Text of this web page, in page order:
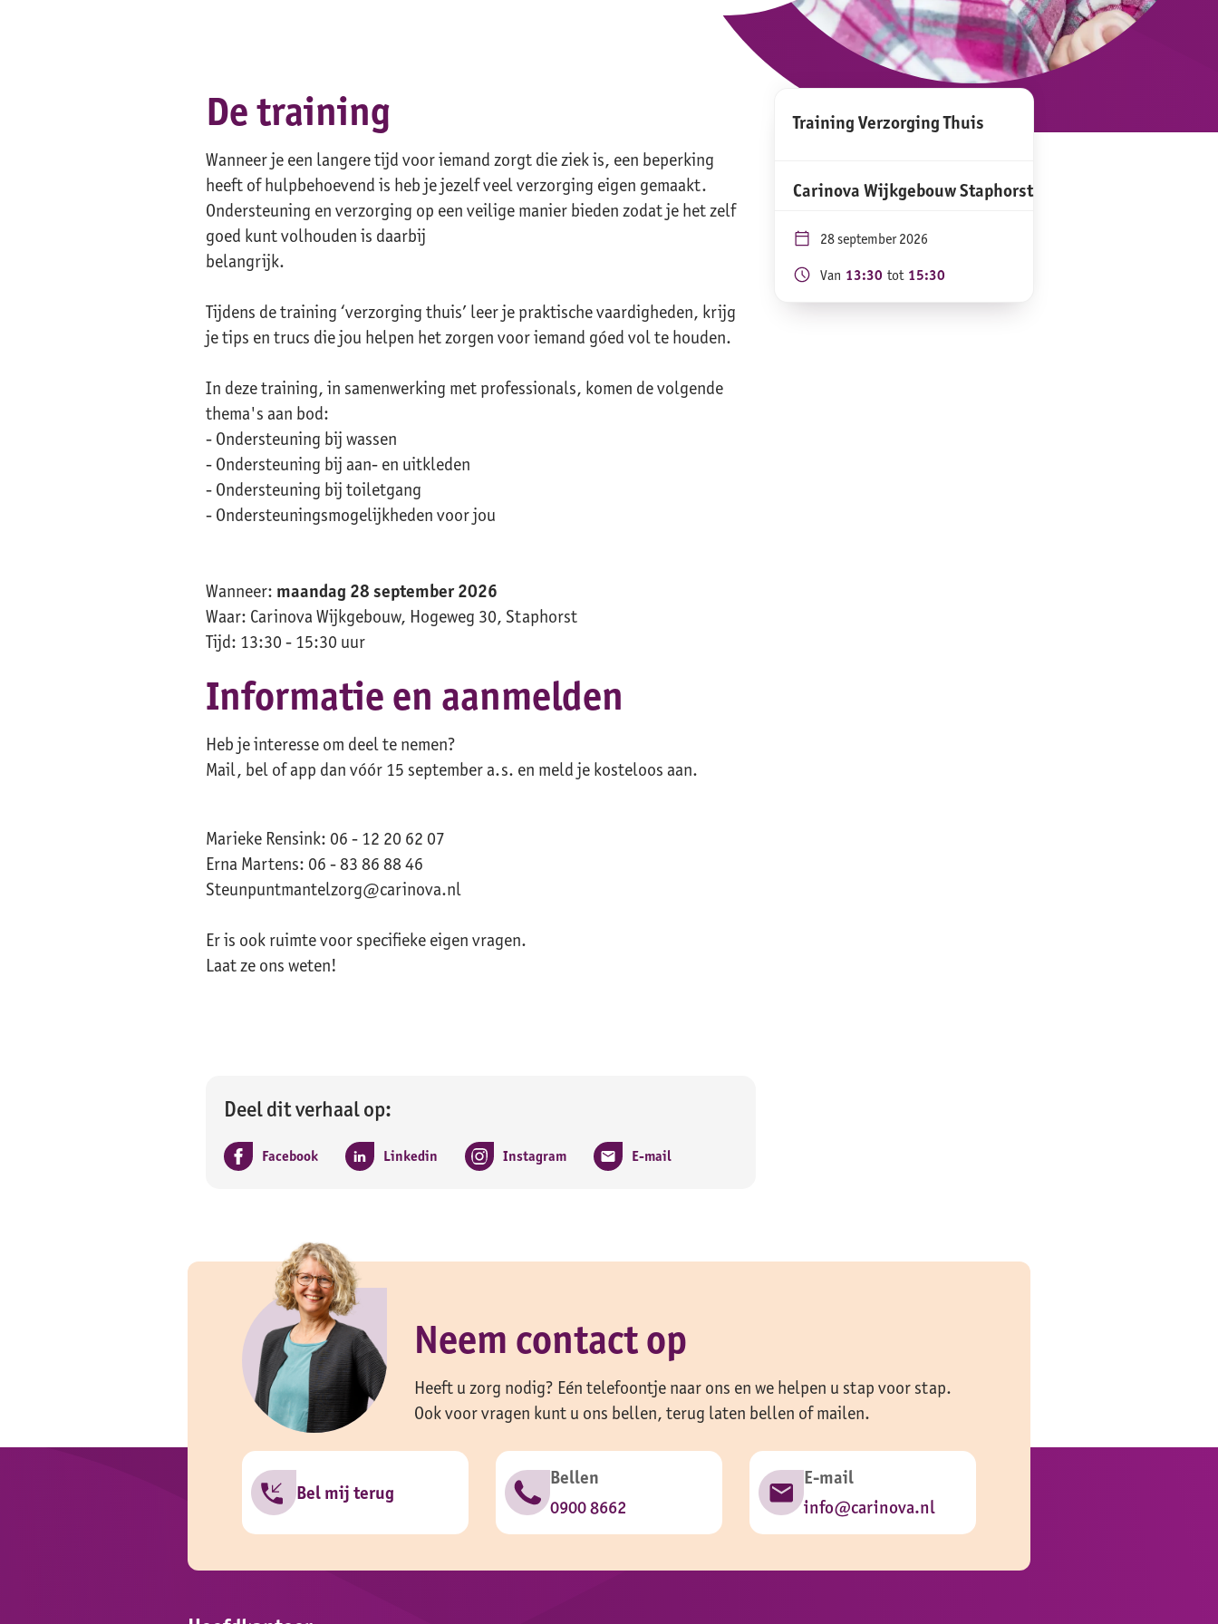
Training Verzorging Thuis
Carinova Wijkgebouw Staphorst
28 september 2026
Van 13:30 tot 15:30
De training
Wanneer je een langere tijd voor iemand zorgt die ziek is, een beperking
heeft of hulpbehoevend is heb je jezelf veel verzorging eigen gemaakt.
Ondersteuning en verzorging op een veilige manier bieden zodat je het zelf
goed kunt volhouden is daarbij
belangrijk.
Tijdens de training ‘verzorging thuis’ leer je praktische vaardigheden, krijg
je tips en trucs die jou helpen het zorgen voor iemand góed vol te houden.
In deze training, in samenwerking met professionals, komen de volgende
thema's aan bod:
- Ondersteuning bij wassen
- Ondersteuning bij aan- en uitkleden
- Ondersteuning bij toiletgang
- Ondersteuningsmogelijkheden voor jou
Wanneer: maandag 28 september 2026
Waar: Carinova Wijkgebouw, Hogeweg 30, Staphorst
Tijd: 13:30 - 15:30 uur
Informatie en aanmelden
Heb je interesse om deel te nemen?
Mail, bel of app dan vóór 15 september a.s. en meld je kosteloos aan.
Marieke Rensink: 06 - 12 20 62 07
Erna Martens: 06 - 83 86 88 46
Steunpuntmantelzorg@carinova.nl
Er is ook ruimte voor specifieke eigen vragen.
Laat ze ons weten!
Deel dit verhaal op:
Facebook Linkedin Instagram E-mail
Neem contact op
Heeft u zorg nodig? Eén telefoontje naar ons en we helpen u stap voor stap.
Ook voor vragen kunt u ons bellen, terug laten bellen of mailen.
Bel mij terug
Bellen
0900 8662
E-mail
info@carinova.nl